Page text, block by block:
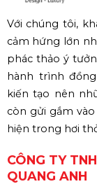
Với chúng tôi,
cảm hứng lớn
phác thảo ý
hành trình
kiến tạo nên
còn gửi gắm
hiện trong hơi
CÔNG TY
QUANG ANH